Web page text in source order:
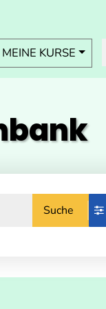
KURSE
Suche